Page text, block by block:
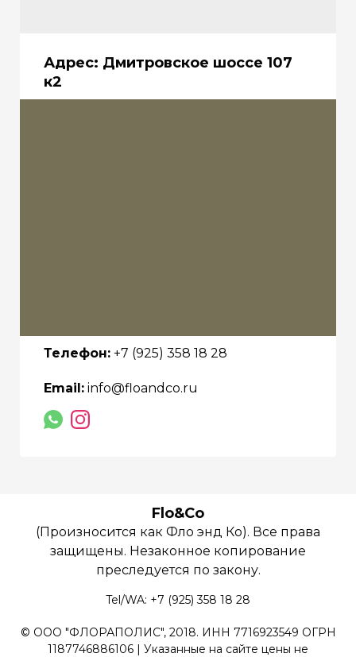
Адрес: Дмитровское шоссе 107
к2
Телефон: +7 (925) 358 18 28
Email: info@floandco.ru
Flo&Co
(Произносится как Фло энд Ко). Все права
защищены. Незаконное копирование
преследуется по закону.
Tel/WA: +7 (925) 358 18 28
© ООО "ФЛОРАПОЛИС", 2018. ИНН 7716923549 ОГРН
1187746886106 | Указанные на сайте цены не